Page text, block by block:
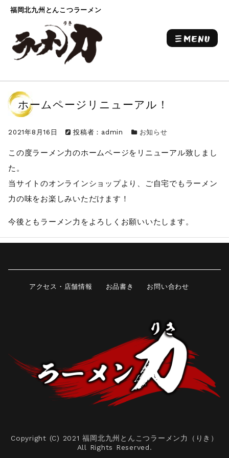
福岡北九州とんこつラーメン
ホームページリニューアル！
2021年8月16日 投稿者：admin お知らせ
この度ラーメン力のホームページをリニューアル致しまし
た。
当サイトのオンラインショップより、ご自宅でもラーメン
力の味をお楽しみいただけます！
今後ともラーメン力をよろしくお願いいたします。
アクセス・店舗情報 お品書き お問い合わせ
Copyright (C) 2021 福岡北九州とんこつラーメン力（りき）
All Rights Reserved.